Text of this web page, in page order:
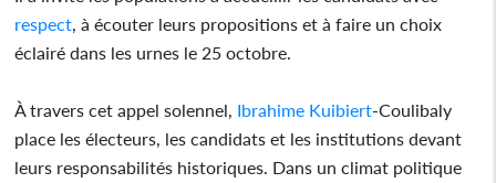
respect , à écouter leurs propositions et à faire un choix
éclairé dans les urnes le 25 octobre.
À travers cet appel solennel, Ibrahime Kuibiert-Coulibaly
place les électeurs, les candidats et les institutions devant
leurs responsabilités historiques. Dans un climat politique